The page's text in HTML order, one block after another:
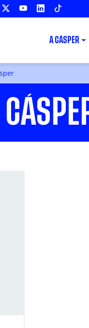
YOUTUBELINKEDIN
A CÁSPER